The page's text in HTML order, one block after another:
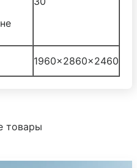
1960×2860×2460
товары